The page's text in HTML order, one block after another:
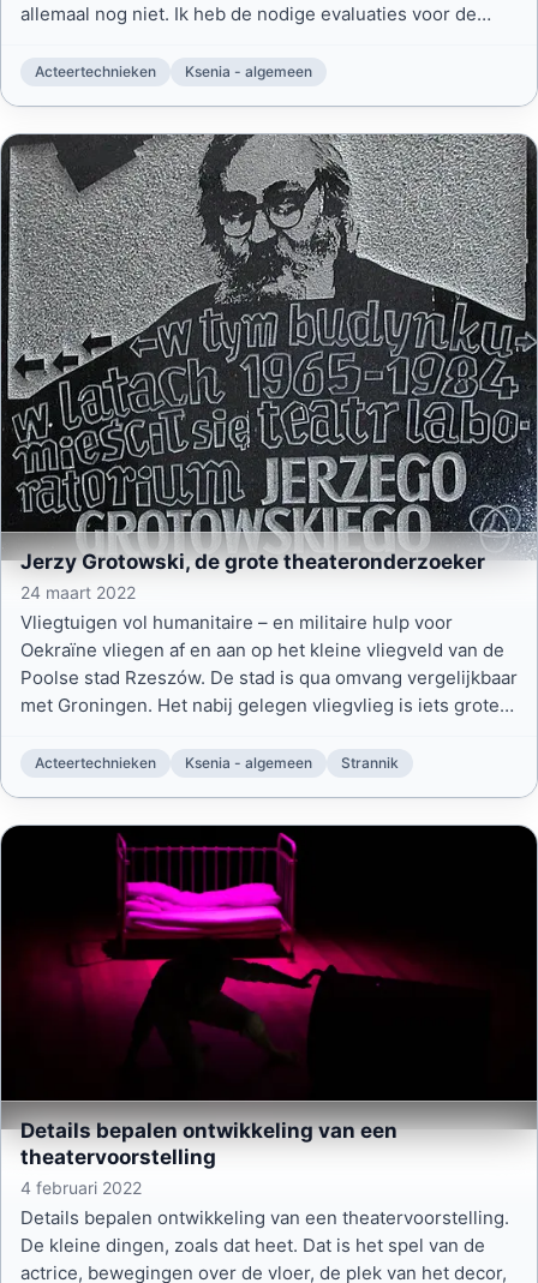
allemaal nog niet. Ik heb de nodige evaluaties voor de
ondersteuning van allerhande goede doelen in Oekraïne.
Acteertechnieken Ksenia - algemeen
Jerzy Grotowski, de grote theateronderzoeker
24 maart 2022
Vliegtuigen vol humanitaire – en militaire hulp voor
Oekraïne vliegen af en aan op het kleine vliegveld van de
Poolse stad Rzeszów. De stad is qua omvang vergelijkbaar
met Groningen. Het nabij gelegen vliegvlieg is iets groter
Acteertechnieken Ksenia - algemeen Strannik
Details bepalen ontwikkeling van een
theatervoorstelling
4 februari 2022
Details bepalen ontwikkeling van een theatervoorstelling.
De kleine dingen, zoals dat heet. Dat is het spel van de
actrice, bewegingen over de vloer, de plek van het decor,